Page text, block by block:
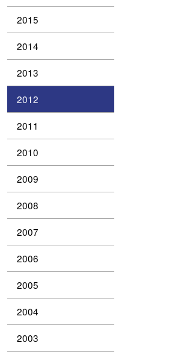
2015
2014
2013
2012
2011
2010
2009
2008
2007
2006
2005
2004
2003